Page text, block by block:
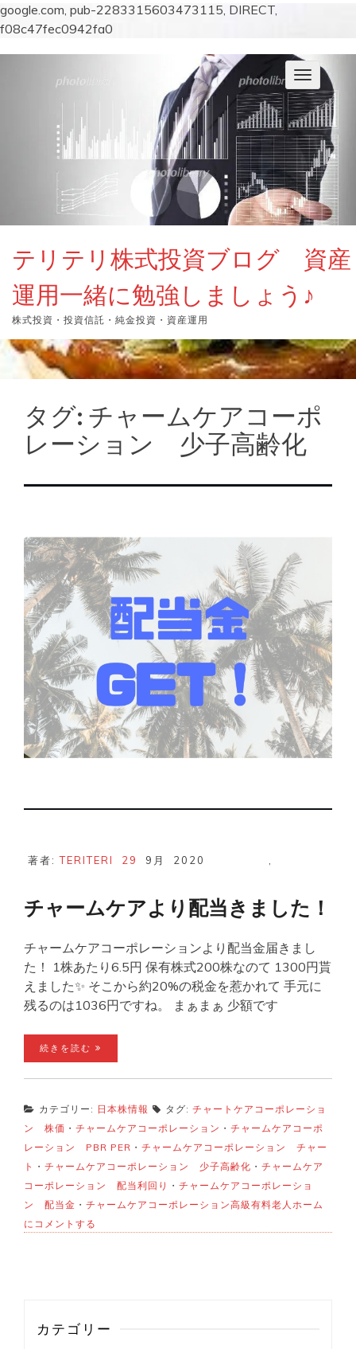
google.com, pub-2283315603473115, DIRECT,
f08c47fec0942fa0
ナ
ビ
ゲ
ー
シ
ョ
ン
を
切
り
替
テリテリ株式投資ブログ 資産
運用一緒に勉強しましょう♪
株式投資・投資信託・純金投資・資産運用
タグ: チャームケアコーポ
レーション 少子高齢化
著者:TERITERI 29 9月 2020
チャームケアより配当きました！
チャームケアコーポレーションより配当金届きまし
た！ 1株あたり6.5円 保有株式200株なのて 1300円貰
えました✨ そこから約20%の税金を惹かれて 手元に
残るのは1036円ですね。 まぁまぁ 少額です
続きを読む
カテゴリー: 日本株情報 タグ: チャートケアコーポレーショ
ン 株価 ・ チャームケアコーポレーション ・ チャームケアコーポ
レーション PBR PER ・ チャームケアコーポレーション チャー
ト ・ チャームケアコーポレーション 少子高齢化 ・ チャームケア
コーポレーション 配当利回り ・ チャームケアコーポレーショ
ン 配当金 ・ チャームケアコーポレーション高級有料老人ホーム
にコメントする
カテゴリー